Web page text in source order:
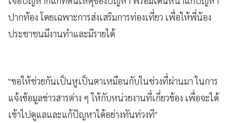
ปากท้อง โดยเฉพาะการส่งเสริมการท่องเที่ยว เพื่อให้พี่น้อง
ประชาชนมีงานทำและมีรายได้
"ขอให้ช่วยกันเป็นหูเป็นตาเหมือนกับในช่วงที่ผ่านมา ในการ
แจ้งข้อมูลข่าวสารต่าง ๆ ให้กับหน่วยงานที่เกี่ยวข้อง เพื่อจะได้
เข้าไปดูแลและแก้ปัญหาได้อย่างทันท่วงที"